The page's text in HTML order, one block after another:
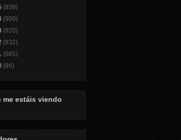
(939)
(909)
(920)
(832)
(665)
(86)
me estáis viendo